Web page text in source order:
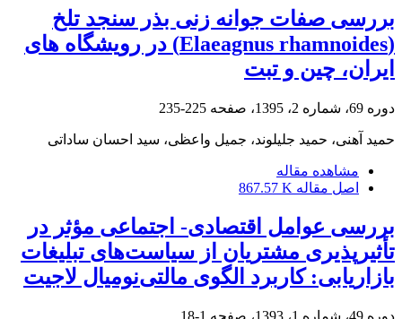
بررسی صفات جوانه زنی بذر سنجد تلخ
(Elaeagnus rhamnoides) در رویشگاه های
ایران، چین و تبت
دوره 69، شماره 2، 1395، صفحه 225-235
حمید آهنی، حمید جلیلوند، جمیل واعظی، سید احسان ساداتی
مشاهده مقاله
اصل مقاله 867.57 K
بررسی عوامل اقتصادی- اجتماعی مؤثر در
تأثیرپذیری مشتریان از سیاست‌های تبلیغات
بازاریابی: کاربرد الگوی مالتی‌نومیال لاجیت
دوره 49، شماره 1، 1393، صفحه 1-18